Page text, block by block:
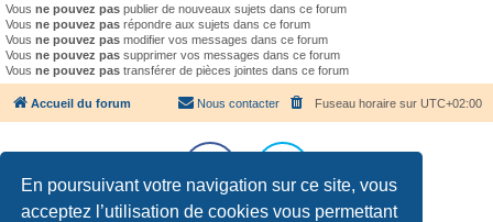
En poursuivant votre navigation sur ce site, vous
acceptez l’utilisation de cookies vous permettant
Vous ne pouvez pas publier de nouveaux sujets dans ce forum
Vous ne pouvez pas répondre aux sujets dans ce forum
Vous ne pouvez pas modifier vos messages dans ce forum
Vous ne pouvez pas supprimer vos messages dans ce forum
Vous ne pouvez pas transférer de pièces jointes dans ce forum
Accueil du forum Fuseau horaire sur UTC+02:00
Nous contacter